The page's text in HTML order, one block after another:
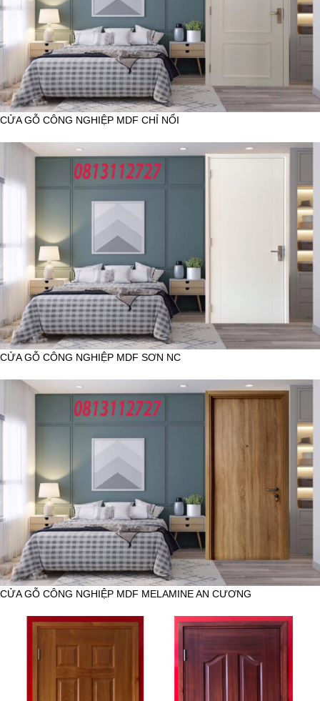
CỬA GỖ CÔNG NGHIỆP MDF CHỈ NỔI
CỬA GỖ CÔNG NGHIỆP MDF SƠN NC
CỬA GỖ CÔNG NGHIỆP MDF MELAMINE AN CƯƠNG